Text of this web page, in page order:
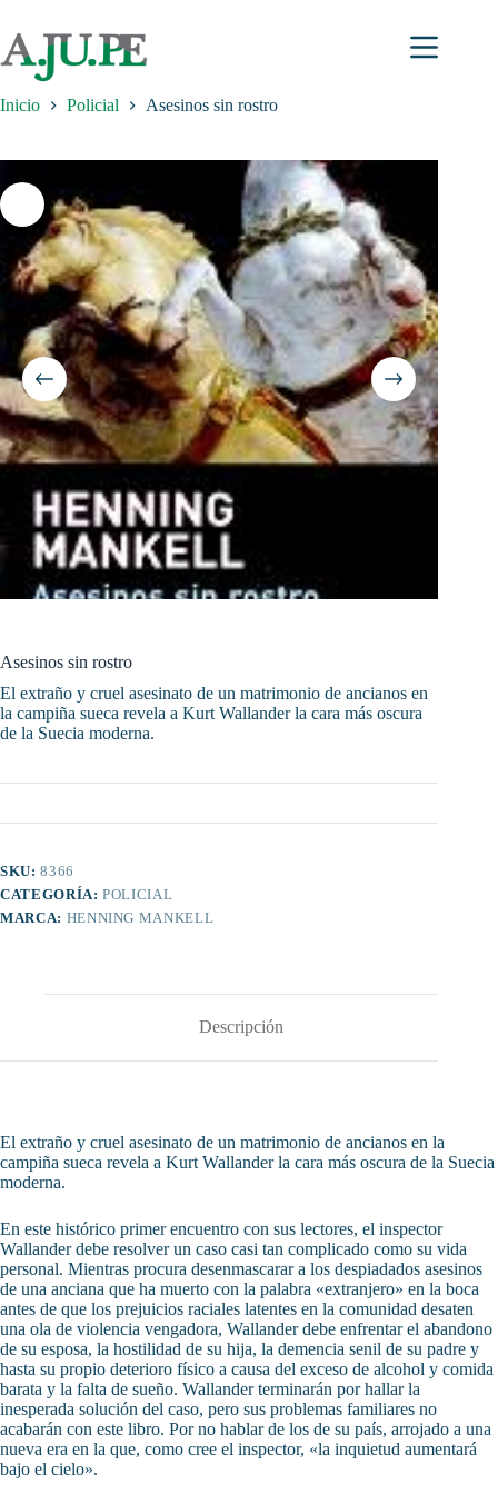
contenido
Inicio Policial Asesinos sin rostro
Asesinos sin rostro
El extraño y cruel asesinato de un matrimonio de ancianos en
la campiña sueca revela a Kurt Wallander la cara más oscura
de la Suecia moderna.
SKU:8366
CATEGORÍA:POLICIAL
MARCA: HENNING MANKELL
Descripción
El extraño y cruel asesinato de un matrimonio de ancianos en la
campiña sueca revela a Kurt Wallander la cara más oscura de la Suecia
moderna.
En este histórico primer encuentro con sus lectores, el inspector
Wallander debe resolver un caso casi tan complicado como su vida
personal. Mientras procura desenmascarar a los despiadados asesinos
de una anciana que ha muerto con la palabra «extranjero» en la boca
antes de que los prejuicios raciales latentes en la comunidad desaten
una ola de violencia vengadora, Wallander debe enfrentar el abandono
de su esposa, la hostilidad de su hija, la demencia senil de su padre y
hasta su propio deterioro físico a causa del exceso de alcohol y comida
barata y la falta de sueño. Wallander terminarán por hallar la
inesperada solución del caso, pero sus problemas familiares no
acabarán con este libro. Por no hablar de los de su país, arrojado a una
nueva era en la que, como cree el inspector, «la inquietud aumentará
bajo el cielo».